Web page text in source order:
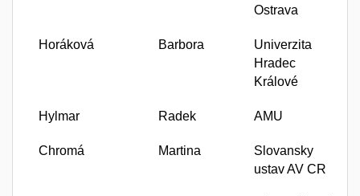
Ostrava
Horáková Barbora
Univerzita
Hradec
Králové
Hylmar Radek AMU
Chromá Martina
Slovansky
ustav AV CR